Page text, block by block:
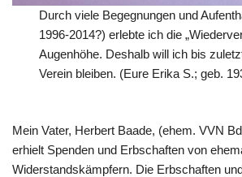
Durch viele Begegnungen und
1996-2014?) erlebte ich die
Augenhöhe. Deshalb will ich bis
Verein bleiben. (Eure Erika S.; geb.
Mein Vater, Herbert Baade, (ehem. VVN
erhielt Spenden und Erbschaften von
Widerstandskämpfern. Die Erbschaften